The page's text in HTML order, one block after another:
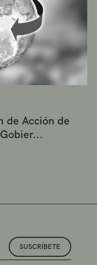
de Acción de
SUSCRÍBETE